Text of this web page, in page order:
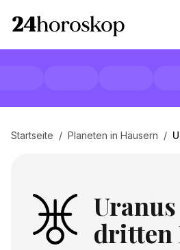
Startseite / Planeten in Häusern /
dritten